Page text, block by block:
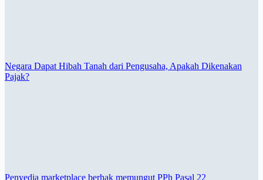
Negara Dapat Hibah Tanah dari Pengusaha, Apakah Dikenakan
Pajak?
Penyedia marketplace berhak memungut PPh Pasal 22